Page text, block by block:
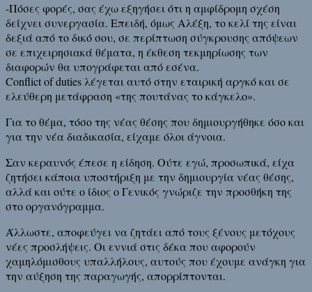
-Πόσες φορές, σας έχω εξηγήσει ότι η αμφίδρομη σχέση
δείχνει συνεργασία. Επειδή, όμως Αλέξη, το κελί της είναι
δεξιά από το δικό σου, σε περίπτωση σύγκρουσης απόψεων
σε επιχειρησιακά θέματα, η έκθεση τεκμηρίωσης των
διαφορών θα υπογράφεται από εσένα.
Conflict of duties λέγεται αυτό στην εταιρική αργκό και σε
ελεύθερη μετάφραση «της πουτάνας το κάγκελο».
Για το θέμα, τόσο της νέας θέσης που δημιουργήθηκε όσο και
για την νέα διαδικασία, είχαμε όλοι άγνοια.
Σαν κεραυνός έπεσε η είδηση. Ούτε εγώ, προσωπικά, είχα
ζητήσει κάποια υποστήριξη με την δημιουργία νέας θέσης,
αλλά και ούτε ο ίδιος ο Γενικός γνώριζε την προσθήκη της
στο οργανόγραμμα.
Άλλωστε, αποφεύγει να ζητάει από τους ξένους μετόχους
νέες προσλήψεις. Οι εννιά στις δέκα που αφορούν
χαμηλόμισθους υπαλλήλους, αυτούς που έχουμε ανάγκη για
την αύξηση της παραγωγής, απορρίπτονται.